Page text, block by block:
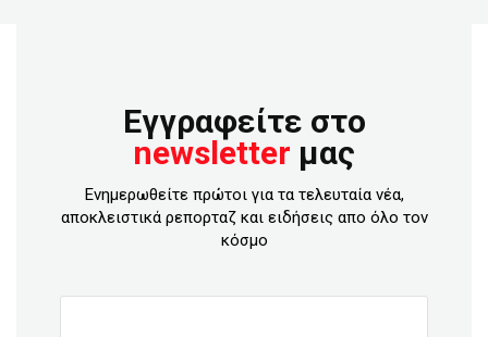
Εγγραφείτε στο
newsletter μας
Ενημερωθείτε πρώτοι για τα τελευταία νέα,
αποκλειστικά ρεπορταζ και ειδήσεις απο όλο τον
κόσμο